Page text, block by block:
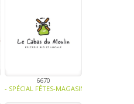
6670
- SPÉCIAL FÊTES-MAGASINS ET HORECA-